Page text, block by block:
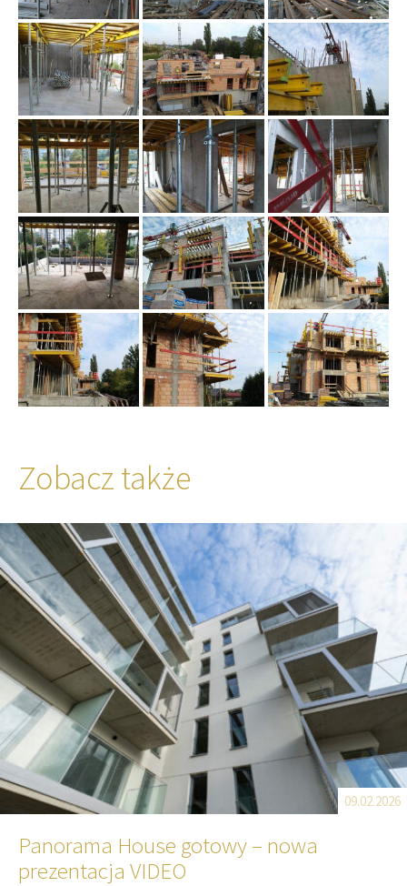
Zobacz także
09.02.2026
Panorama House gotowy – nowa
prezentacja VIDEO